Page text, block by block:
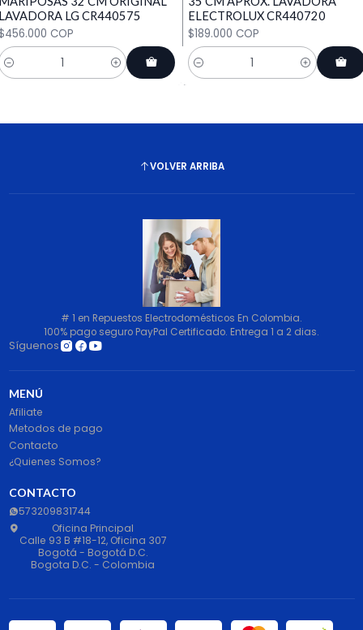
LG CR440575
COP
ELECTROLUX CR440720
$189.000 COP
Cantidad
VOLVER ARRIBA
# 1 en Repuestos Electrodomésticos En Colombia.
100% pago seguro PayPal Certificado. Entrega 1 a 2 dias.
Síguenos
MENÚ
Afiliate
Metodos de pago
Contacto
¿Quienes Somos?
CONTACTO
573209831744
Oficina Principal
Calle 93 B #18-12, Oficina 307
Bogotá - Bogotá D.C.
Bogota D.C. - Colombia